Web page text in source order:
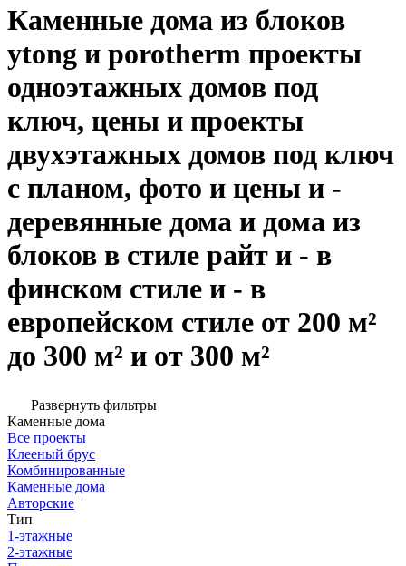
Каменные дома из блоков
ytong и porotherm проекты
одноэтажных домов под
ключ, цены и проекты
двухэтажных домов под ключ
с планом, фото и цены и -
деревянные дома и дома из
блоков в стиле райт и - в
финском стиле и - в
европейском стиле от 200 м²
до 300 м² и от 300 м²
Развернуть фильтры
Каменные дома
Все проекты
Клееный брус
Комбинированные
Каменные дома
Авторские
Тип
1-этажные
2-этажные